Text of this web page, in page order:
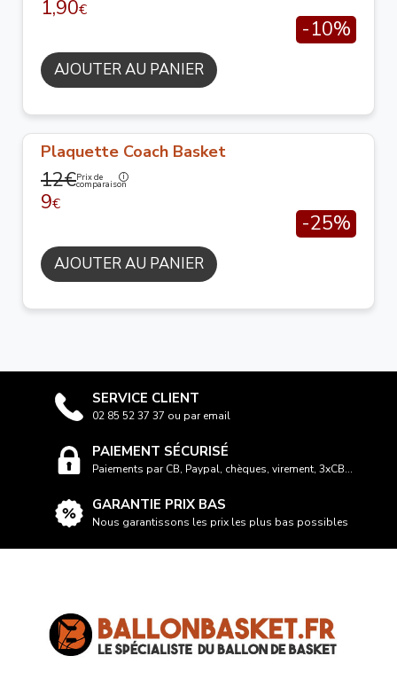
1,90€
-10%
AJOUTER AU PANIER
Plaquette Coach Basket
12€Prix de
comparaison
9€
-25%
AJOUTER AU PANIER
SERVICE CLIENT
02 85 52 37 37 ou par email
PAIEMENT SÉCURISÉ
Paiements par CB, Paypal, chèques, virement, 3xCB...
GARANTIE PRIX BAS
Nous garantissons les prix les plus bas possibles